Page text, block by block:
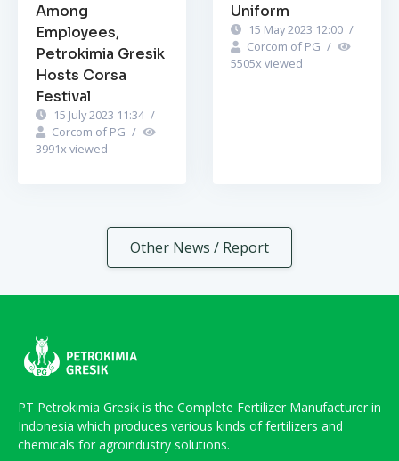
Among
Employees,
Petrokimia Gresik
Hosts Corsa
Festival
15 July 2023 11:34 /
Corcom of PG /
3991x viewed
Uniform
15 May 2023 12:00 /
Corcom of PG /
5505x viewed
Other News / Report
PT Petrokimia Gresik is the Complete Fertilizer Manufacturer in
Indonesia which produces various kinds of fertilizers and
chemicals for agroindustry solutions.